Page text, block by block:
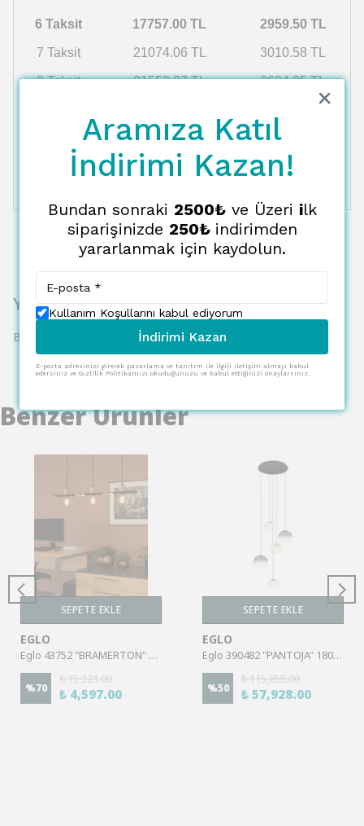
6 Taksit 17757.00 TL 2959.50 TL
7 Taksit 21074.06 TL 3010.58 TL
8 Taksit 21552.37 TL 2694.05 TL
10 Taksit 22577.24 TL 2257.72 TL
23127.12 TL 2102.47 TL
Yorumlar
Bu ürün için henüz yorum yapılmamış.
Benzer Ürünler
SEPETE EKLE
EGLO
Eglo 43752 "BRAMERTON" 110 Cm Yüksekliğinde Çelik, Ahşap Siyah, Kahverengi Sarkıt Avize
%70
₺ 15,321.00
₺ 4,597.00
SEPETE EKLE
EGLO
Eglo 390482 "PANTOJA" 180 Cm Yüksekliğinde Çelik Sarkıt Avize
%50
₺ 115,855.00
₺ 57,928.00
Aramıza Katıl
İndirimi Kazan!
Bundan sonraki 2500₺ve Üzeri ilk
siparişinizde 250₺ indirimden
yararlanmak için kaydolun.
Kullanım Koşullarını kabul ediyorum
İndirimi Kazan
E-posta adresinizi girerek pazarlama ve tanıtım ile ilgili iletişim almayı kabul
edersiniz ve Gizlilik Politikamızı okuduğunuzu ve kabul ettiğinizi onaylarsınız.